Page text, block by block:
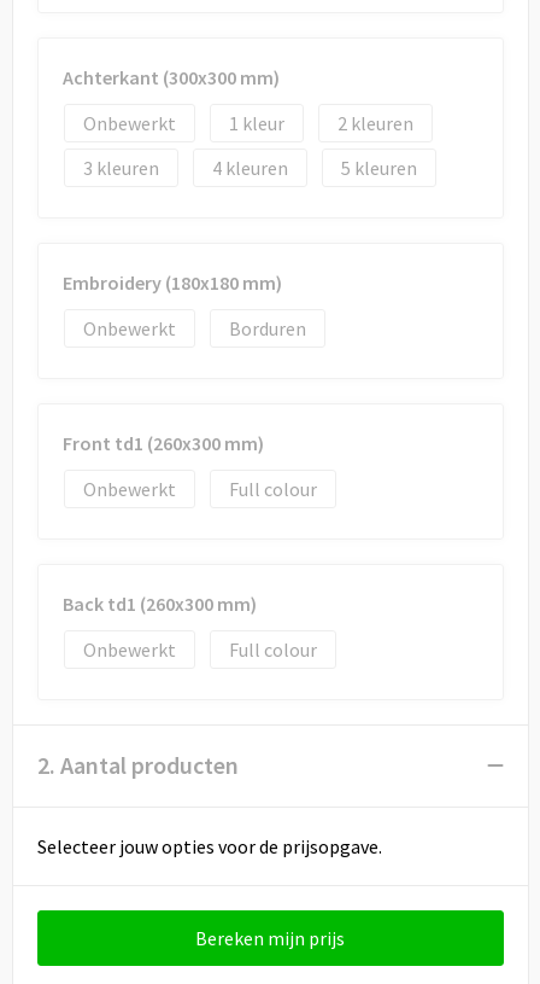
Strandtassen
Waterbestendige tassen
Achterkant (300x300 mm)
Onbewerkt
1
2
3
4 5
Embroidery (180x180 mm)
Onbewerkt
Borduren
Front td1 (260x300 mm)
Onbewerkt
Full colour
Back td1 (260x300 mm)
Onbewerkt
Full colour
2. Aantal producten
Selecteer jouw opties voor de prijsopgave.
Bereken mijn prijs